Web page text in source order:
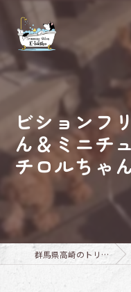
ビションフ
ん＆ミニチ
チロルちゃ
群馬県高崎のトリミングならTrimming Salon E-basho